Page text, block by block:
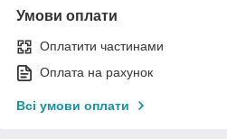
Умови оплати
Оплатити частинами
Оплата на рахунок
Всі умови оплати